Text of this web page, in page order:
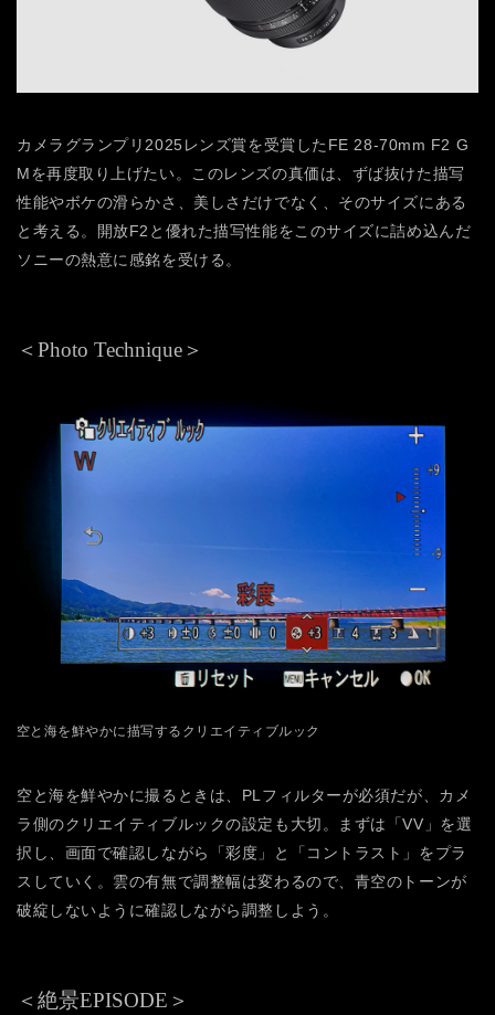
カメラグランプリ2025レンズ賞を受賞したFE 28-70mm F2 G
Mを再度取り上げたい。このレンズの真価は、ずば抜けた描写
性能やボケの滑らかさ、美しさだけでなく、そのサイズにある
と考える。開放F2と優れた描写性能をこのサイズに詰め込んだ
ソニーの熱意に感銘を受ける。
＜Photo Technique＞
空と海を鮮やかに描写するクリエイティブルック
空と海を鮮やかに撮るときは、PLフィルターが必須だが、カメ
ラ側のクリエイティブルックの設定も大切。まずは「VV」を選
択し、画面で確認しながら「彩度」と「コントラスト」をプラ
スしていく。雲の有無で調整幅は変わるので、青空のトーンが
破綻しないように確認しながら調整しよう。
＜絶景EPISODE＞